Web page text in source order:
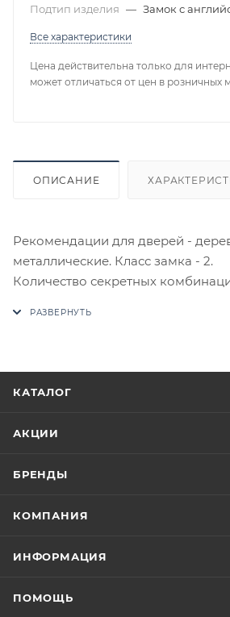
Подтип изделия — Замок с
Все характеристики
Цена действительна только для
может отличаться от цен в розничных
ОПИСАНИЕ
Рекомендации для дверей -
металлические. Класс замка - 2.
Количество секретных
В случае отсутствия товара
утверждение заказчика.
Цены на сайте не являются
приходит письмо только для
КАТАЛОГ
АКЦИИ
БРЕНДЫ
КОМПАНИЯ
ИНФОРМАЦИЯ
ПОМОЩЬ